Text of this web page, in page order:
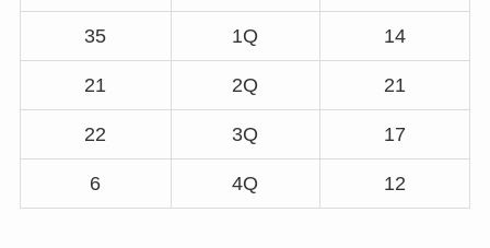
35 1Q 14
21 2Q 21
22 3Q 17
6 4Q 12